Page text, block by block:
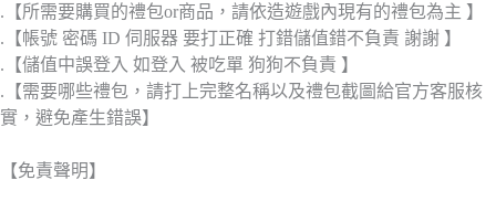
.【所需要購買的禮包or商品，請依造遊戲內現有的禮包為主 】
.【帳號 密碼 ID 伺服器 要打正確 打錯儲值錯不負責 謝謝 】
.【儲值中誤登入 如登入 被吃單 狗狗不負責 】
.【需要哪些禮包，請打上完整名稱以及禮包截圖給官方客服核
實，避免產生錯誤】
【免責聲明】